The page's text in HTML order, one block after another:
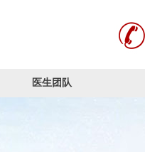
医生团队